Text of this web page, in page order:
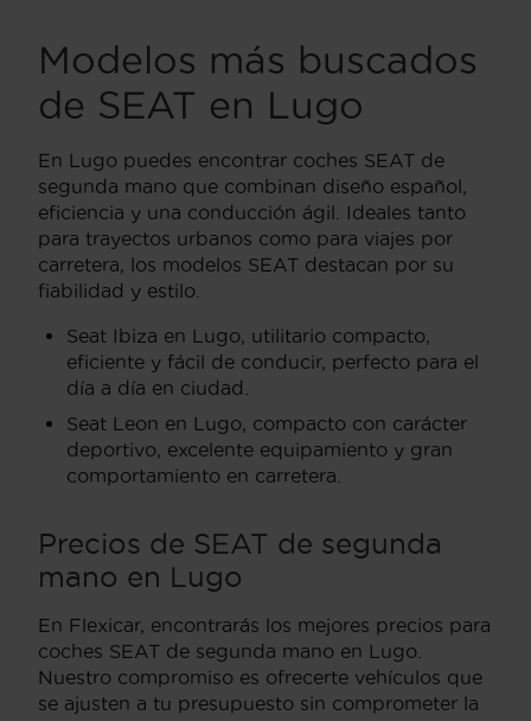
Modelos más buscados
de SEAT en Lugo
En Lugo puedes encontrar coches SEAT de
segunda mano que combinan diseño español,
eficiencia y una conducción ágil. Ideales tanto
para trayectos urbanos como para viajes por
carretera, los modelos SEAT destacan por su
fiabilidad y estilo.
Seat Ibiza en Lugo, utilitario compacto,
eficiente y fácil de conducir, perfecto para el
día a día en ciudad.
Seat Leon en Lugo, compacto con carácter
deportivo, excelente equipamiento y gran
comportamiento en carretera.
Precios de SEAT de segunda
mano en Lugo
En Flexicar, encontrarás los mejores precios para
coches SEAT de segunda mano en Lugo.
Nuestro compromiso es ofrecerte vehículos que
se ajusten a tu presupuesto sin comprometer la